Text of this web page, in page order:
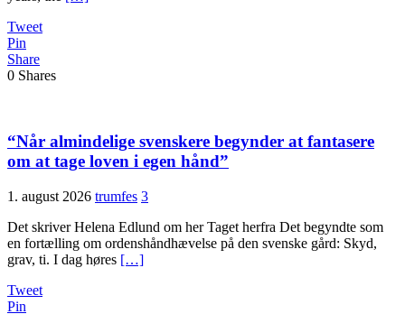
Tweet
Pin
Share
0 Shares
“Når almindelige svenskere begynder at fantasere
om at tage loven i egen hånd”
1. august 2026 trumfes 3
Det skriver Helena Edlund om her Taget herfra Det begyndte som
en fortælling om ordenshåndhævelse på den svenske gård: Skyd,
grav, ti. I dag høres […]
Tweet
Pin